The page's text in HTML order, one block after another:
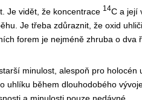
Je vidět, že koncentrace 14C a její
Je třeba zdůraznit, že oxid
forem je nejméně zhruba o dva
minulost, alespoň pro holocén
uhlíku během dlouhodobého
a minulosti pouze nedávné.